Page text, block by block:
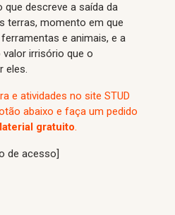
descreve a saída da
terras, momento em que
e animais, e a
irrisório que o
eles.
e atividades no site STUD
abaixo e faça um pedido
gratuito.
de acesso]